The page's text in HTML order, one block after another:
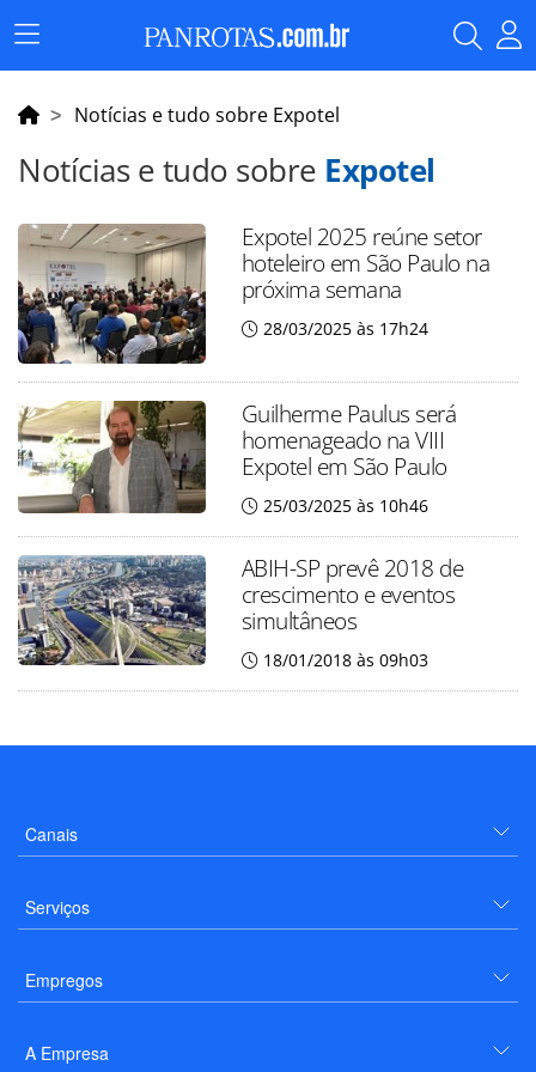
Menu
Principal
Notícias e tudo sobre Expotel
Notícias e tudo sobre Expotel
Expotel 2025 reúne setor
hoteleiro em São Paulo na
próxima semana
28/03/2025 às 17h24
Guilherme Paulus será
homenageado na VIII
Expotel em São Paulo
25/03/2025 às 10h46
ABIH-SP prevê 2018 de
crescimento e eventos
simultâneos
18/01/2018 às 09h03
Canais
Serviços
Empregos
A Empresa